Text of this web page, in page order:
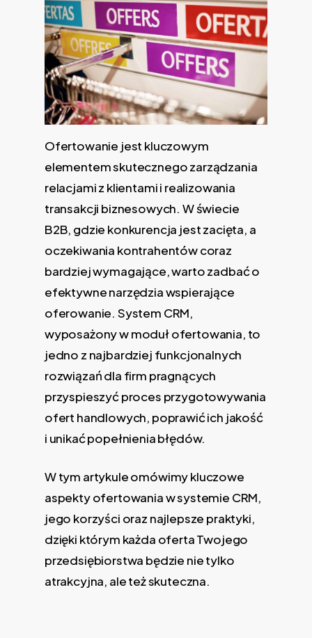
Ofertowanie jest kluczowym
elementem skutecznego zarządzania
relacjami z klientami i realizowania
transakcji biznesowych. W świecie
B2B, gdzie konkurencja jest zacięta, a
oczekiwania kontrahentów coraz
bardziej wymagające, warto zadbać o
efektywne narzędzia wspierające
oferowanie. System CRM,
wyposażony w moduł ofertowania, to
jedno z najbardziej funkcjonalnych
rozwiązań dla firm pragnących
przyspieszyć proces przygotowywania
ofert handlowych, poprawić ich jakość
i unikać popełnienia błędów.
W tym artykule omówimy kluczowe
aspekty ofertowania w systemie CRM,
jego korzyści oraz najlepsze praktyki,
dzięki którym każda oferta Twojego
przedsiębiorstwa będzie nie tylko
atrakcyjna, ale też skuteczna.